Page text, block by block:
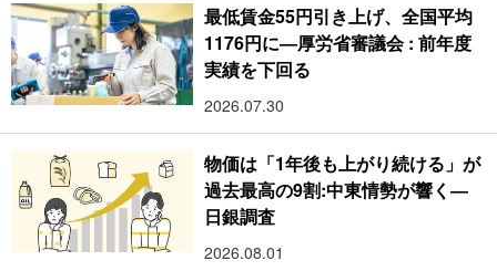
最低賃金55円引き上げ、全国平均
1176円に―厚労省審議会 : 前年度
実績を下回る
2026.07.30
物価は「1年後も上がり続ける」が
過去最高の9割:中東情勢が響く―
日銀調査
2026.08.01